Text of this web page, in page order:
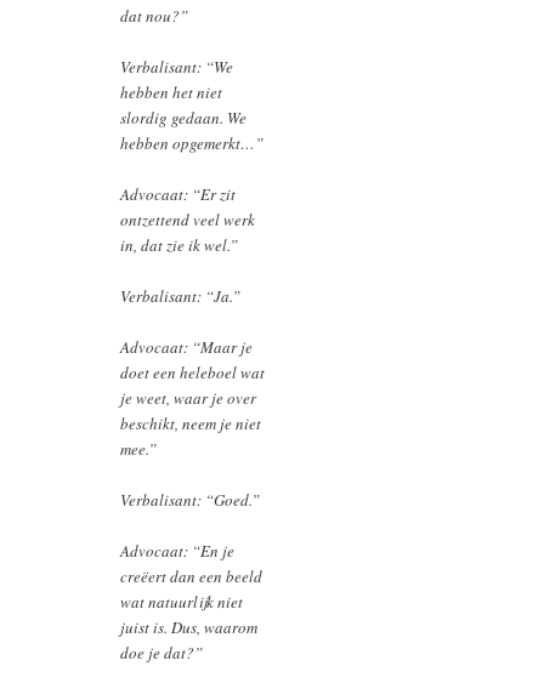
dat nou?”
Verbalisant: “We
hebben het niet
slordig gedaan. We
hebben opgemerkt…”
Advocaat: “Er zit
ontzettend veel werk
in, dat zie ik wel.”
Verbalisant: “Ja.”
Advocaat: “Maar je
doet een heleboel wat
je weet, waar je over
beschikt, neem je niet
mee.”
Verbalisant: “Goed.”
Advocaat: “En je
creëert dan een beeld
wat natuurlijk niet
juist is. Dus, waarom
doe je dat?”